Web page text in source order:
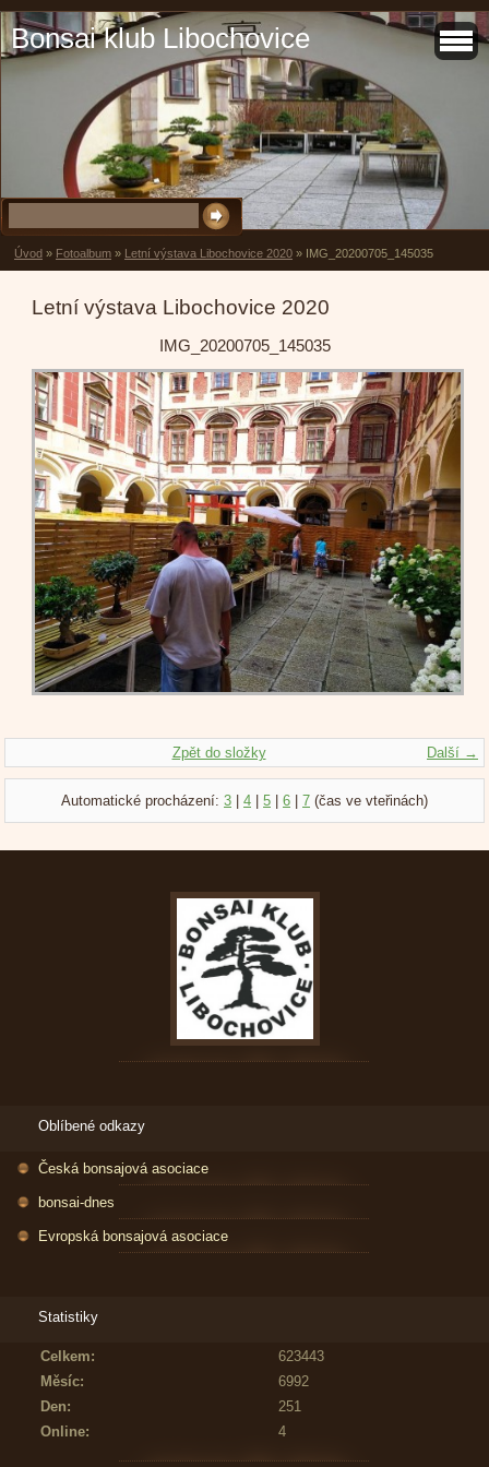
Bonsai klub Libochovice
Úvod » Fotoalbum » Letní výstava Libochovice 2020 » IMG_20200705_145035
Letní výstava Libochovice 2020
IMG_20200705_145035
Další →
Zpět do složky
Automatické procházení: 3 | 4 | 5 | 6 | 7 (čas ve vteřinách)
Oblíbené odkazy
Česká bonsajová asociace
bonsai-dnes
Evropská bonsajová asociace
Statistiky
Online: 4
Celkem:
623443
Měsíc:
6992
Den:
251